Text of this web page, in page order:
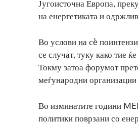
Југоисточна Европа,
на енергетиката и
Во услови на сè
се случат, туку како тие
Токму затоа форумот
меѓународни организации
Во изминатите години
политики поврзани со